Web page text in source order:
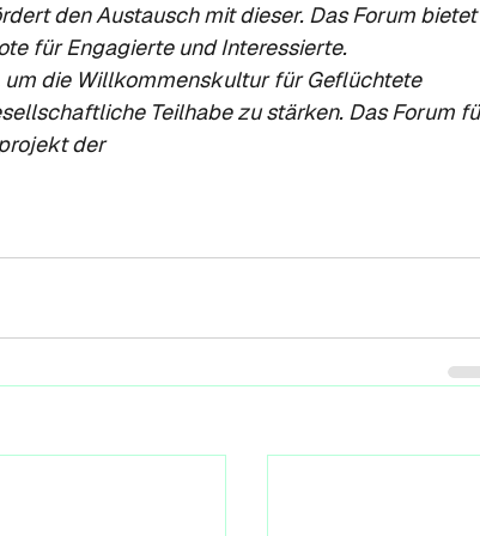
den Austausch mit dieser. Das Forum bietet
für Engagierte und Interessierte.
die Willkommenskultur für Geflüchtete
Teilhabe zu stärken. Das Forum
der